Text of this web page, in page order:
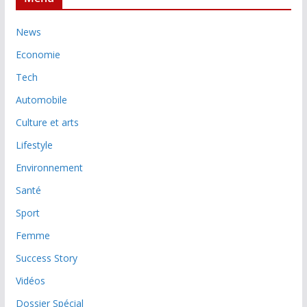
News
Economie
Tech
Automobile
Culture et arts
Lifestyle
Environnement
Santé
Sport
Femme
Success Story
Vidéos
Dossier Spécial